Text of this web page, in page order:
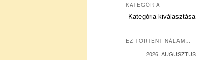
KATEGÓRIA
K
e
EZ TÖRTÉNT NÁLAM…
2026. AUGUSZTUS